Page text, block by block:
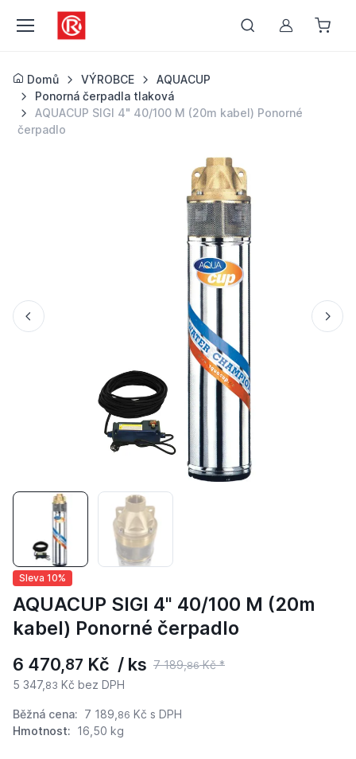
Můj účet
Domů VÝROBCE
AQUACUP
Ponorná čerpadla tlaková
AQUACUP SIGI 4" 40/100 M (20m kabel) Ponorné
čerpadlo
Sleva 10%
AQUACUP SIGI 4" 40/100 M (20m
kabel) Ponorné čerpadlo
6 470,87 Kč / ks 7 189,86Kč *
5 347, 83 Kč bez DPH
Běžná cena: 7 189, 86 Kč s DPH
Hmotnost: 16,50 kg